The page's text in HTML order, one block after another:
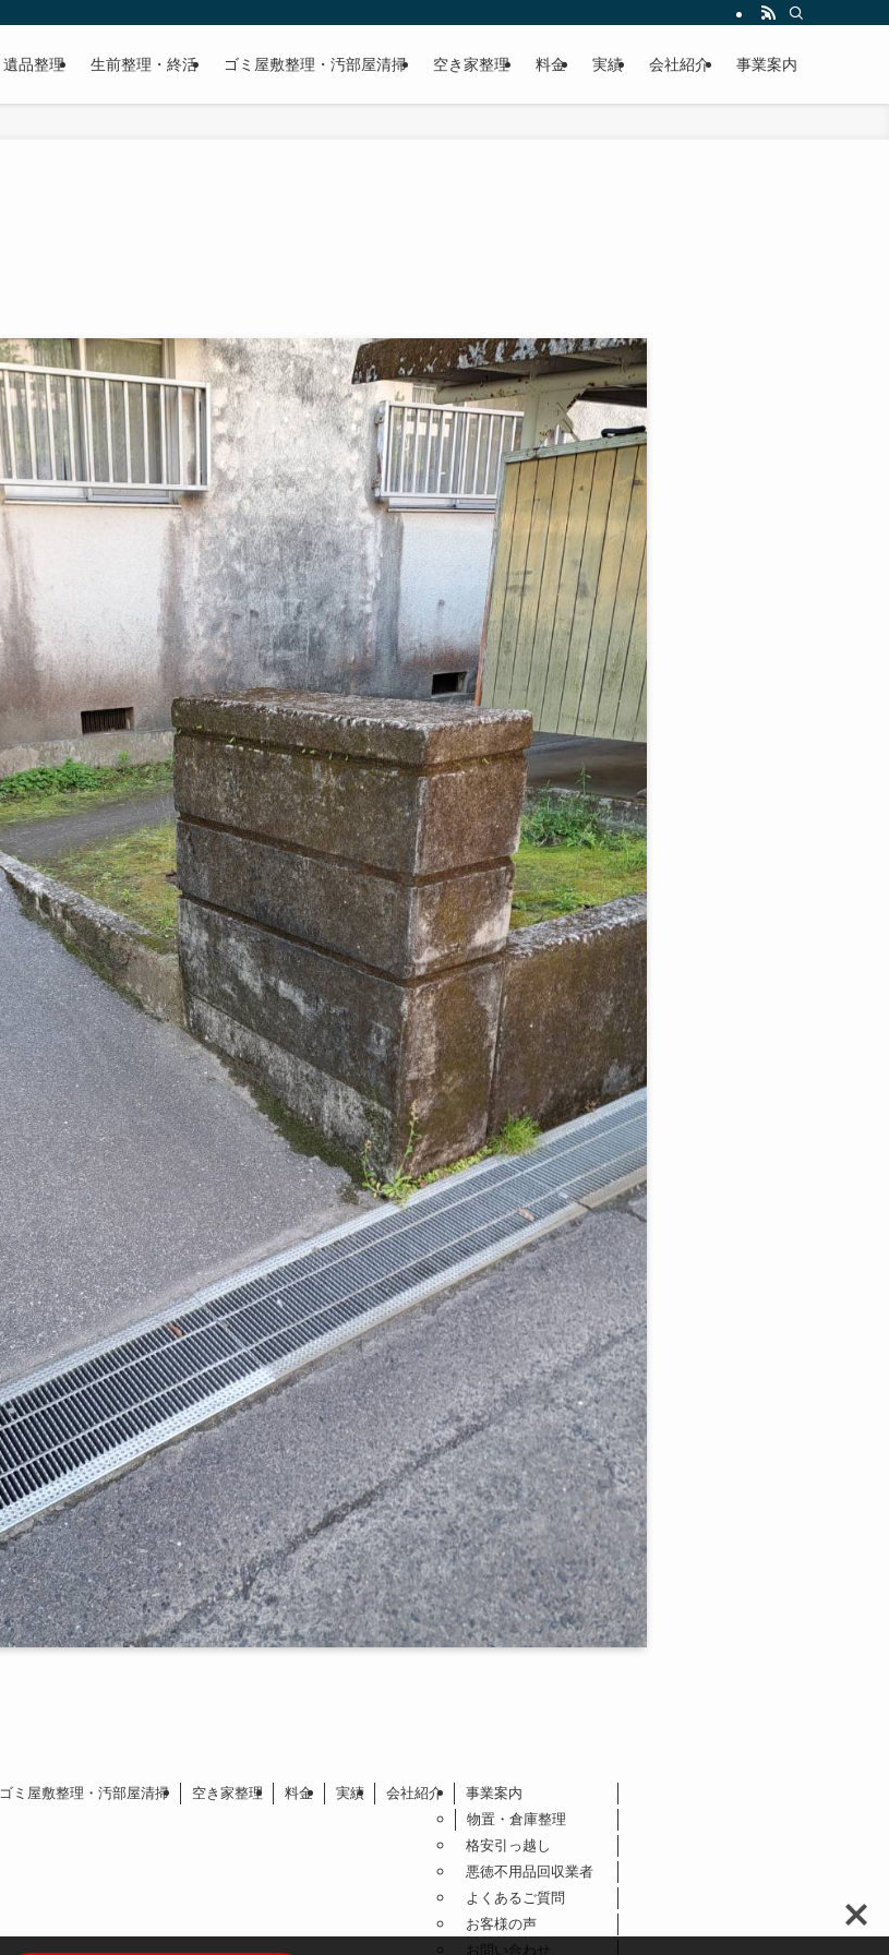
遺品整理 生前整理・終活 ゴミ屋敷整理・汚部屋清掃 空き家整理 料金 実績 会社紹介 事業案内
ゴミ屋敷整理・汚部屋清掃 空き家整理 料金 実績 会社紹介
事業案内
物置・倉庫整理
格安引っ越し
悪徳不用品回収業者
よくあるご質問
お客様の声
お問い合わせ